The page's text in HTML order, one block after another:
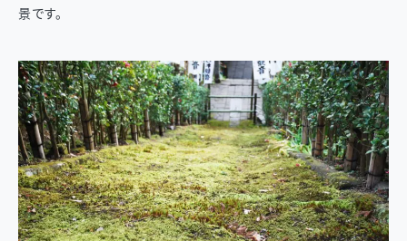
景です。